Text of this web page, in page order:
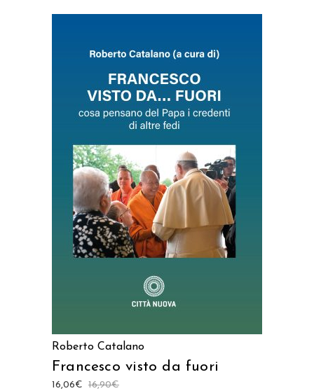
AGGIUNGI AL CARRELLO
Roberto Catalano
Francesco visto da fuori
16,90€
16,06€